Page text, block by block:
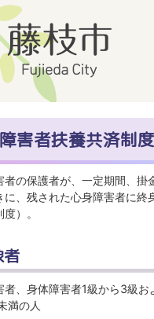
害者扶養共済制度
者の保護者が、一定期間、掛
に、残された心身障害者に
度）。
者
者、身体障害者1級から3級
満の人